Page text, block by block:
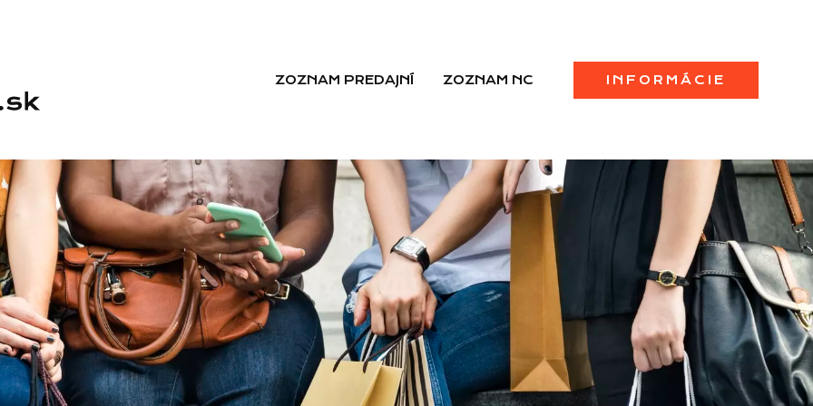
ZOZNAM PREDAJNÍ ZOZNAM NC INFORMÁCIE